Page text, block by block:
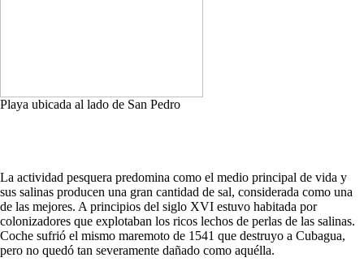
Playa ubicada al lado de San Pedro
La actividad pesquera predomina como el medio principal de vida y
sus salinas producen una gran cantidad de sal, considerada como una
de las mejores. A principios del siglo XVI estuvo habitada por
colonizadores que explotaban los ricos lechos de perlas de las salinas.
Coche sufrió el mismo maremoto de 1541 que destruyo a Cubagua,
pero no quedó tan severamente dañado como aquélla.